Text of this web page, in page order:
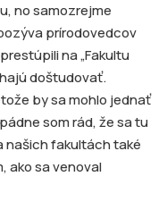
no samozrejme
prírodovedcov
na „Fakultu
doštudovať.
by sa mohlo jednať
som rád, že sa tu
našich fakultách také
ako sa venoval